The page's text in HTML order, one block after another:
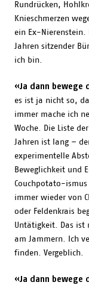
Rundrücken,
Knieschmerzen
ein Ex-Nierenstein.
Jahren sitzender
ich bin.
«Ja dann bewege
es ist ja nicht so,
immer mache ich
Woche. Die Liste
Jahren ist lang –
experimentelle
Beweglichkeit und
Couchpotato-
immer wieder von
oder Feldenkrais
Untätigkeit. Das
am Jammern. Ich
finden. Vergeblich.
«Ja dann bewege